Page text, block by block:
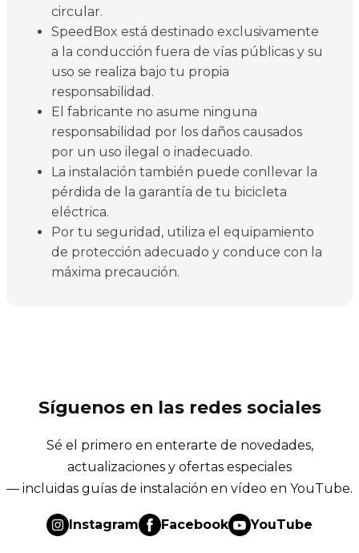
circular.
SpeedBox está destinado exclusivamente
a la conducción fuera de vías públicas y su
uso se realiza bajo tu propia
responsabilidad.
El fabricante no asume ninguna
responsabilidad por los daños causados
por un uso ilegal o inadecuado.
La instalación también puede conllevar la
pérdida de la garantía de tu bicicleta
eléctrica.
Por tu seguridad, utiliza el equipamiento
de protección adecuado y conduce con la
máxima precaución.
Síguenos en las redes sociales
Sé el primero en enterarte de novedades,
actualizaciones y ofertas especiales
— incluidas guías de instalación en vídeo en YouTube.
Instagram Facebook YouTube